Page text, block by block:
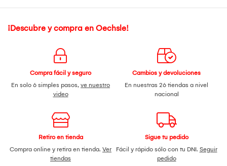
¡Descubre y compra en Oechsle!
Compra fácil y seguro
En solo 6 simples pasos, ve nuestro
video
Cambios y devoluciones
En nuestras 26 tiendas a nivel
nacional
Retiro en tienda
Compra online y retira en tienda. Ver
tiendas
Sigue tu pedido
Fácil y rápido sólo con tu DNI. Seguir
pedido